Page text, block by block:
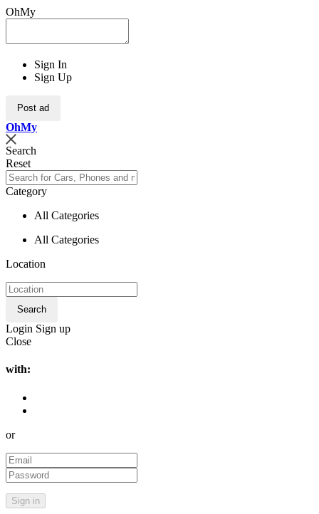
OhMy
Sign In
Sign Up
Post ad
OhMy
Search
Reset
Category
All Categories
All Categories
Location
Search
Login Sign up
Close
with:
or